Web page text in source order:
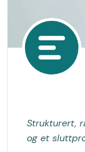
Strukturert,
og et